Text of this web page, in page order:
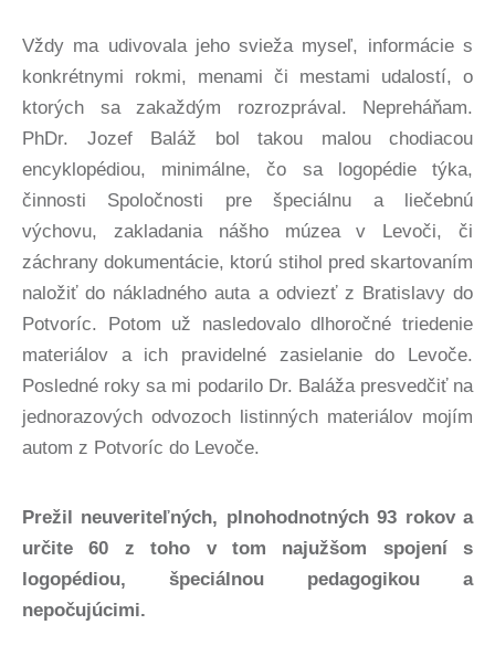
Vždy ma udivovala jeho svieža myseľ, informácie s
konkrétnymi rokmi, menami či mestami udalostí, o
ktorých sa zakaždým rozrozprával. Nepreháňam.
PhDr. Jozef Baláž bol takou malou chodiacou
encyklopédiou, minimálne, čo sa logopédie týka,
činnosti Spoločnosti pre špeciálnu a liečebnú
výchovu, zakladania nášho múzea v Levoči, či
záchrany dokumentácie, ktorú stihol pred skartovaním
naložiť do nákladného auta a odviezť z Bratislavy do
Potvoríc. Potom už nasledovalo dlhoročné triedenie
materiálov a ich pravidelné zasielanie do Levoče.
Posledné roky sa mi podarilo Dr. Baláža presvedčiť na
jednorazových odvozoch listinných materiálov mojím
autom z Potvoríc do Levoče.
Prežil neuveriteľných, plnohodnotných 93 rokov a
určite 60 z toho v tom najužšom spojení s
logopédiou, špeciálnou pedagogikou a
nepočujúcimi.